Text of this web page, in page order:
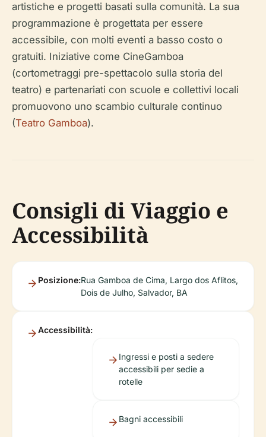
artistiche e progetti basati sulla comunità. La sua
programmazione è progettata per essere
accessibile, con molti eventi a basso costo o
gratuiti. Iniziative come CineGamboa
(cortometraggi pre-spettacolo sulla storia del
teatro) e partenariati con scuole e collettivi locali
promuovono uno scambio culturale continuo
(Teatro Gamboa).
Consigli di Viaggio e
Accessibilità
Posizione:Rua Gamboa de Cima, Largo dos Aflitos,
Dois de Julho, Salvador, BA
Accessibilità:
Ingressi e posti a sedere
accessibili per sedie a
rotelle
Bagni accessibili